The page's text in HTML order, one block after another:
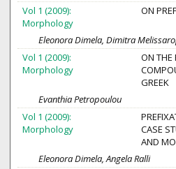
Vol 1 (2009):
Morphology
ON
Eleonora Dimela, Dimitra
Vol 1 (2009):
Morphology
ON THE
GREEK
Evanthia Petropoulou
Vol 1 (2009):
Morphology
CASE
AND
Eleonora Dimela, Angela Ralli